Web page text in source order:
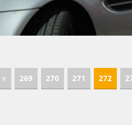
269 270 271 272